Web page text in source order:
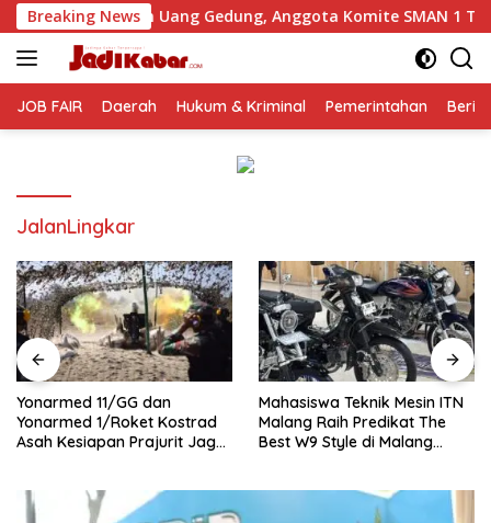
Langsung
ke
konten
Breaking News
Gedung, Anggota Komite SMAN 1 Tumpang ,Ketua
JOB FAIR Daerah Hukum & Kriminal Pemerintahan
JalanLingkar
Yonarmed 11/GG dan
Yonarmed 1/Roket Kostrad
Asah Kesiapan Prajurit Jaga
Mahasiswa Teknik Mesin ITN
Malang Raih Predikat The
Best W9 Style di Malang